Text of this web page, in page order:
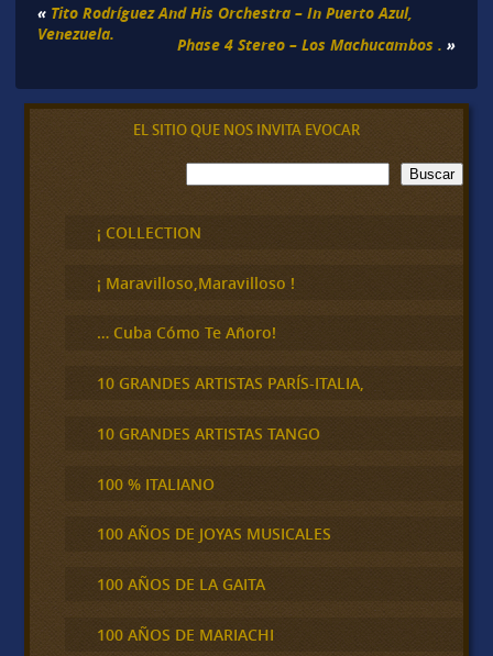
« Tito Rodríguez And His Orchestra – In Puerto Azul,
Venezuela.
Phase 4 Stereo – Los Machucambos . »
EL SITIO QUE NOS INVITA EVOCAR
B
u
c
a
Buscar
¡ COLLECTION
¡ Maravilloso,Maravilloso !
… Cuba Cómo Te Añoro!
10 GRANDES ARTISTAS PARÍS-ITALIA,
10 GRANDES ARTISTAS TANGO
100 % ITALIANO
100 AÑOS DE JOYAS MUSICALES
100 AÑOS DE LA GAITA
100 AÑOS DE MARIACHI